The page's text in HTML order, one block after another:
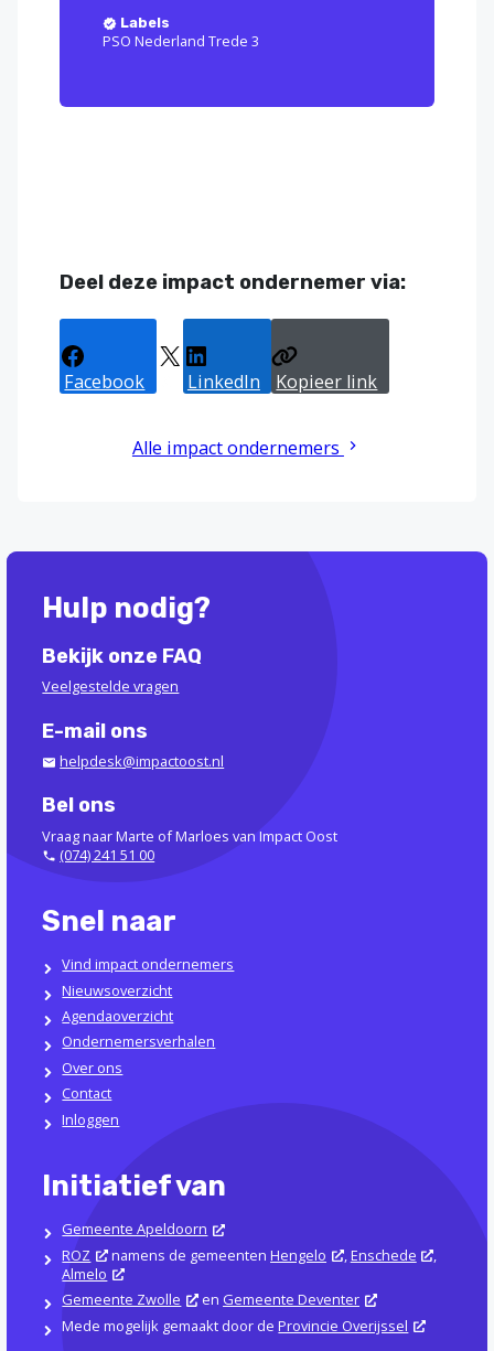
Labels
PSO Nederland Trede 3
Deel deze impact ondernemer via:
Facebook LinkedIn Kopieer link
Alle impact ondernemers
Hulp nodig?
Bekijk onze FAQ
Veelgestelde vragen
E-mail ons
helpdesk@impactoost.nl
Bel ons
Vraag naar Marte of Marloes van Impact Oost
(074) 241 51 00
Snel naar
Vind impact ondernemers
Nieuwsoverzicht
Agendaoverzicht
Ondernemersverhalen
Over ons
Contact
Inloggen
Initiatief van
Gemeente Apeldoorn
ROZ
namens de gemeentenHengelo ,Enschede
,
Almelo
Gemeente Zwolle
en Gemeente Deventer
Mede mogelijk gemaakt door deProvincie Overijssel